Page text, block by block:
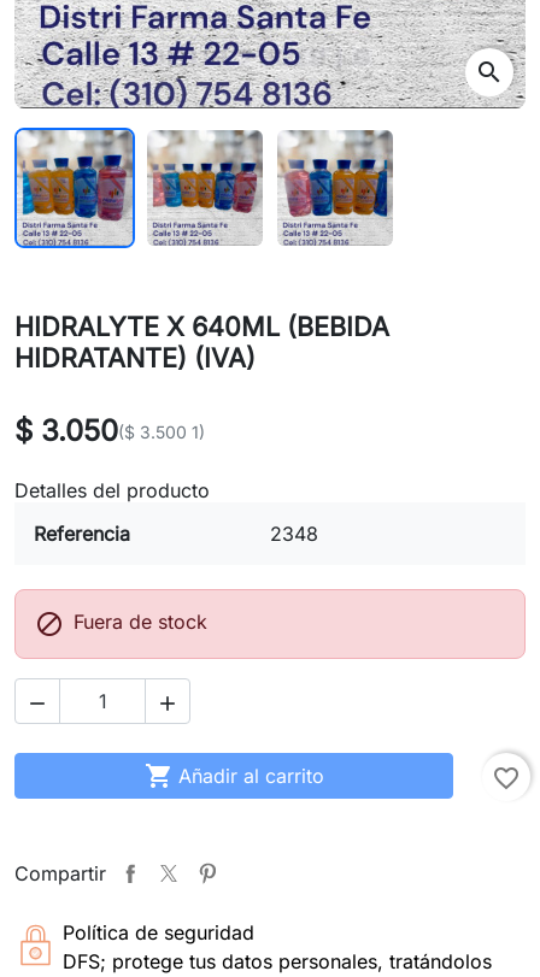
search
HIDRALYTE X 640ML (BEBIDA
HIDRATANTE) (IVA)
$ 3.050($ 3.500 1)
Detalles del producto
Referencia
2348
 Fuera de stock
 
 Añadir al carrito favorite_border
Compartir
Política de seguridad
DFS; protege tus datos personales, tratándolos